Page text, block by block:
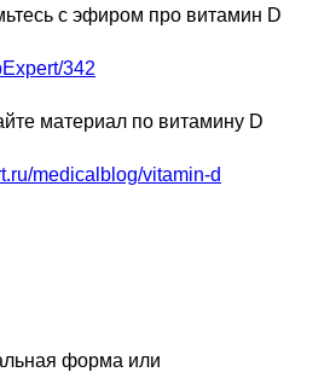
с эфиром про витамин D
342
материал по витамину D
medicalblog/vitamin-d
форма или